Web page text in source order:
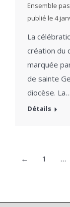
Ensemble
publié le 4
La
création du
marquée
de sainte
diocèse. La…
Détails
← 1 …